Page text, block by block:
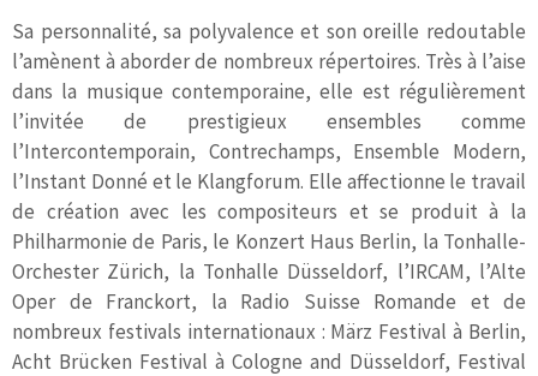
Sa personnalité, sa polyvalence et son oreille redoutable
l’amènent à aborder de nombreux répertoires. Très à l’aise
dans la musique contemporaine, elle est régulièrement
l’invitée de prestigieux ensembles comme
l’Intercontemporain, Contrechamps, Ensemble Modern,
l’Instant Donné et le Klangforum. Elle affectionne le travail
de création avec les compositeurs et se produit à la
Philharmonie de Paris, le Konzert Haus Berlin, la Tonhalle-
Orchester Zürich, la Tonhalle Düsseldorf, l’IRCAM, l’Alte
Oper de Franckort, la Radio Suisse Romande et de
nombreux festivals internationaux : März Festival à Berlin,
Acht Brücken Festival à Cologne and Düsseldorf, Festival